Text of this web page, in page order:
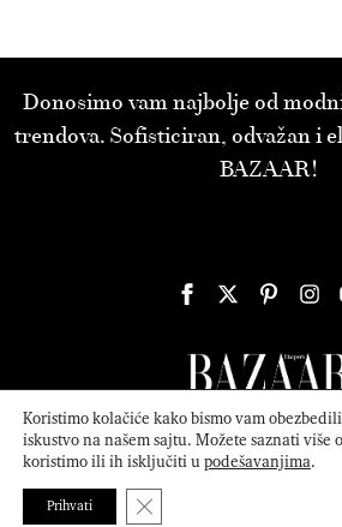
Donosimo vam najbolje od
trendova. Sofisticiran, odvažan i
BAZAAR!
© 2026ATTICA MEDIASerbia, Inc. All
Koristimo kolačiće kako bismo vam
iskustvo na našem sajtu. Možete saznati više
koristimo ili ih isključiti upodešavanjima.
Prihvati Close GDPR Cookie Banner